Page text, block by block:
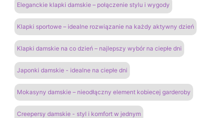
Eleganckie klapki damskie – połączenie stylu i wygody
Klapki sportowe – idealne rozwiązanie na każdy aktywny dzień
Klapki damskie na co dzień – najlepszy wybór na ciepłe dni
Japonki damskie - idealne na ciepłe dni
Mokasyny damskie – nieodłączny element kobiecej garderoby
Creepersy damskie - styl i komfort w jednym